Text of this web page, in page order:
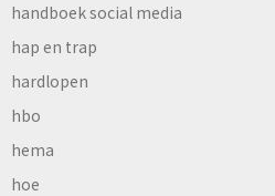
handboek social media
hap en trap
hardlopen
hbo
hema
hoe